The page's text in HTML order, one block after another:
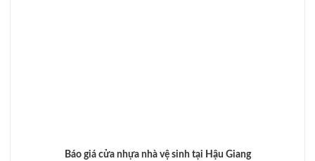
Báo giá cửa nhựa nhà vệ sinh tại Hậu Giang